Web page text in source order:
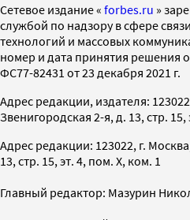
Cетевое издание « forbes.ru »
службой по надзору в сфере
технологий и массовых
номер и дата принятия решения
ФС77-82431 от 23 декабря 2021 г.
Адрес редакции, издателя:
Звенигородская 2-я, д. 13, стр. 15,
Адрес редакции: 123022, г.
13, стр. 15, эт. 4, пом. X, ком. 1
Главный редактор: Мазурин